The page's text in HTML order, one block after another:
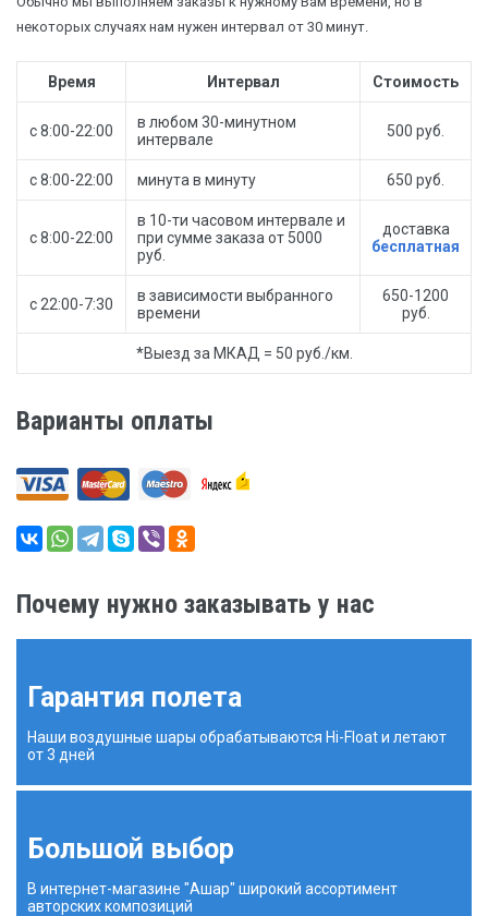
некоторых случаях нам нужен интервал от 30 минут.
Время Интервал Стоимость
с 8:00-22:00
в любом 30-минутном
интервале
500 руб.
с 8:00-22:00 минута в минуту 650 руб.
с 8:00-22:00
в 10-ти часовом интервале и
при сумме заказа от 5000
руб.
доставка
бесплатная
с 22:00-7:30
в зависимости выбранного
времени
650-1200
руб.
*Выезд за МКАД = 50 руб./км.
Варианты оплаты
Почему нужно заказывать у нас
Гарантия полета
Наши воздушные шары обрабатываются Hi-Float и летают
от 3 дней
Большой выбор
В интернет-магазине "Ашар" широкий ассортимент
авторских композиций